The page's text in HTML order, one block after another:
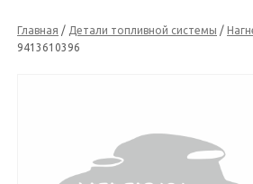
Главная / Детали топливной системы /
9413610396